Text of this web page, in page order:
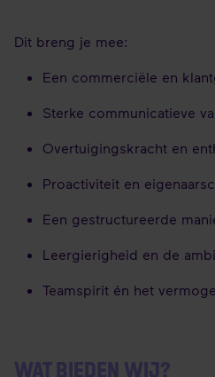
Dit breng je mee:
Een commerciële en
Sterke communicatieve
Overtuigingskracht en
Proactiviteit en
Een gestructureerde
Leergierigheid en de
Teamspirit én het
WAT BIEDEN WIJ?